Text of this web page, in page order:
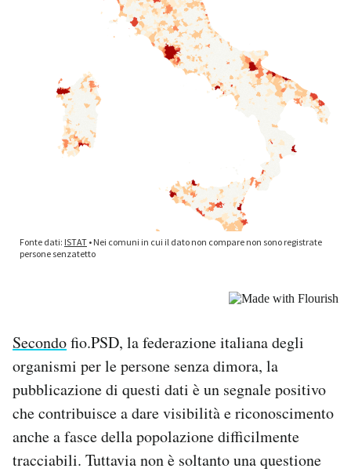
Secondofio.PSD, la federazione italiana degli
organismi per le persone senza dimora, la
pubblicazione di questi dati è un segnale positivo
che contribuisce a dare visibilità e riconoscimento
anche a fasce della popolazione difficilmente
tracciabili. Tuttavia non è soltanto una questione